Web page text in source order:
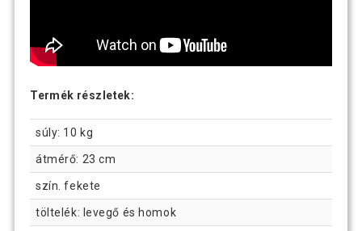
Termék részletek:
súly: 10 kg
átmérő: 23 cm
szín. fekete
töltelék: levegő és homok